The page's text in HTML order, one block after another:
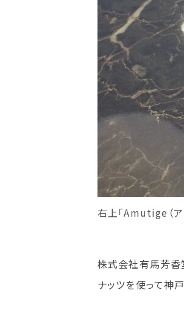
右上「Amutige（ア
株式会社有馬芳香
ナッツを使って神